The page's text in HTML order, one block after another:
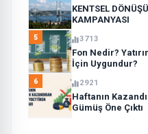
KENTSEL
KAMPANYASI
5 3713
Fon Nedir?
İçin Uygundur?
6 2921
Haftanın
Gümüş Öne Çıktı